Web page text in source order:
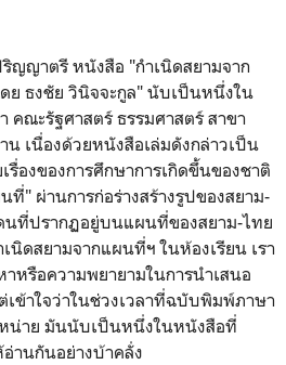
ริญญาตรี หนังสือ "กำเนิดสยามจาก
ย ธงชัย วินิจจะกูล" นับเป็นหนึ่งใน
ณะรัฐศาสตร์ ธรรมศาสตร์ สาขา
น เนื่องด้วยหนังสือเล่มดังกล่าวเป็น
องของการศึกษาการเกิดขึ้นของชาติ
ที่" ผ่านการก่อร่างสร้างรูปของสยาม-
ที่ปรากฏอยู่บนแผนที่ของสยาม-ไทย
นิดสยามจากแผนที่ฯ ในห้องเรียน เรา
หรือความพยายามในการนำเสนอ
ข้าใจว่าในช่วงเวลาที่ฉบับพิมพ์ภาษา
น่าย มันนับเป็นหนึ่งในหนังสือที่
านกันอย่างบ้าคลั่ง